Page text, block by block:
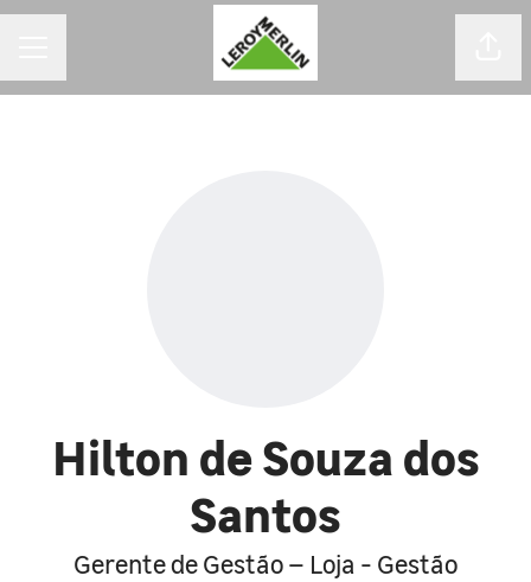
Hilton de Souza dos
Santos
Gerente de Gestão – Loja - Gestão